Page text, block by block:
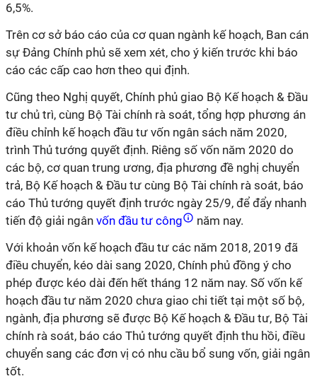
6,5%.
Trên cơ sở báo cáo của cơ quan ngành kế hoạch, Ban cán
sự Đảng Chính phủ sẽ xem xét, cho ý kiến trước khi báo
cáo các cấp cao hơn theo qui định.
Cũng theo Nghị quyết, Chính phủ giao Bộ Kế hoạch & Đầu
tư chủ trì, cùng Bộ Tài chính rà soát, tổng hợp phương án
điều chỉnh kế hoạch đầu tư vốn ngân sách năm 2020,
trình Thủ tướng quyết định. Riêng số vốn năm 2020 do
các bộ, cơ quan trung ương, địa phương đề nghị chuyển
trả, Bộ Kế hoạch & Đầu tư cùng Bộ Tài chính rà soát, báo
cáo Thủ tướng quyết định trước ngày 25/9, để đẩy nhanh
tiến độ giải ngân vốn đầu tư công
năm nay.
Với khoản vốn kế hoạch đầu tư các năm 2018, 2019 đã
điều chuyển, kéo dài sang 2020, Chính phủ đồng ý cho
phép được kéo dài đến hết tháng 12 năm nay. Số vốn kế
hoạch đầu tư năm 2020 chưa giao chi tiết tại một số bộ,
ngành, địa phương sẽ được Bộ Kế hoạch & Đầu tư, Bộ Tài
chính rà soát, báo cáo Thủ tướng quyết định thu hồi, điều
chuyển sang các đơn vị có nhu cầu bổ sung vốn, giải ngân
tốt.